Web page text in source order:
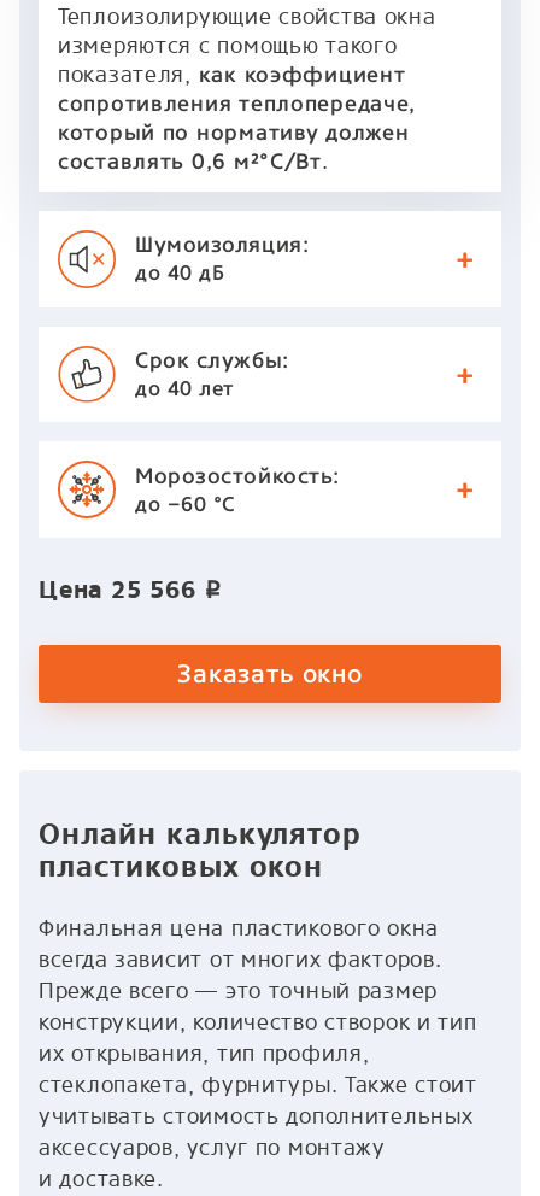
Теплоизолирующие свойства окна
измеряются с помощью такого
показателя, как коэффициент
сопротивления теплопередаче,
который по нормативу должен
составлять 0,6 м²°С/Вт.
Шумоизоляция:
до 40 дБ
Срок службы:
до 40 лет
Морозостойкость:
до −60 °С
Цена 25 566 p
Заказать окно
Онлайн калькулятор
пластиковых окон
Финальная цена пластикового окна
всегда зависит от многих факторов.
Прежде всего — это точный размер
конструкции, количество створок и тип
их открывания, тип профиля,
стеклопакета, фурнитуры. Также стоит
учитывать стоимость дополнительных
аксессуаров, услуг по монтажу
и доставке.